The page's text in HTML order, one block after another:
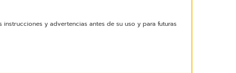
y advertencias antes de su uso y para futuras